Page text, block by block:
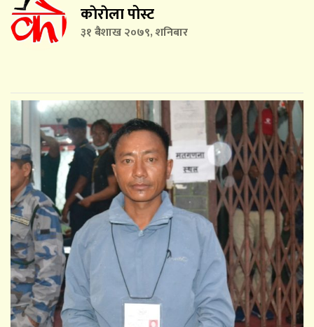
काेराेला पोस्ट
३१ बैशाख २०७९, शनिबार